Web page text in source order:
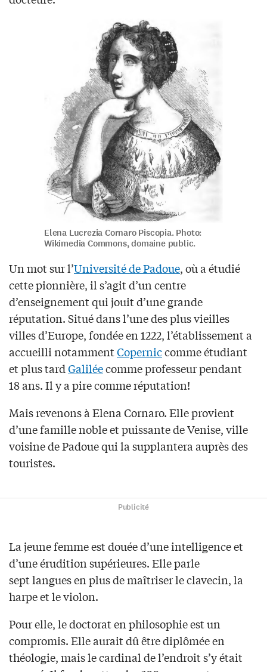
Elena Lucrezia Cornaro Piscopia. Photo:
Wikimedia Commons, domaine public.
Un mot sur l’Université de Padoue, où a étudié
cette pionnière, il s’agit d’un centre
d’enseignement qui jouit d’une grande
réputation. Situé dans l’une des plus vieilles
villes d’Europe, fondée en 1222, l’établissement a
accueilli notammentCoperniccomme étudiant
et plus tardGaliléecomme professeur pendant
18 ans. Il y a pire comme réputation!
Mais revenons à Elena Cornaro. Elle provient
d’une famille noble et puissante de Venise, ville
voisine de Padoue qui la supplantera auprès des
touristes.
Publicité
La jeune femme est douée d’une intelligence et
d’une érudition supérieures. Elle parle
sept langues en plus de maîtriser le clavecin, la
harpe et le violon.
Pour elle, le doctorat en philosophie est un
compromis. Elle aurait dû être diplômée en
théologie, mais le cardinal de l’endroit s’y était